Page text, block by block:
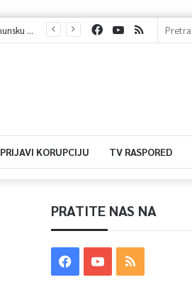
PRIJAVI KORUPCIJU TV RASPORED
PRATITE NAS NA